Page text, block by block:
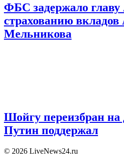
ФБС задержало главу
страхованию вкладов
Мельникова
Шойгу переизбран на
Путин поддержал
© 2026 LiveNews24.ru